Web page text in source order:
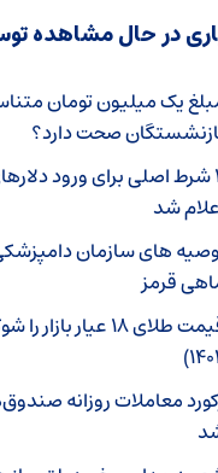
در حال مشاهده
یک میلیون تومان
صحت دارد؟
۲ شرط اصلی برای ورود
شد
های سازمان
قرمز
معاملات روزانه